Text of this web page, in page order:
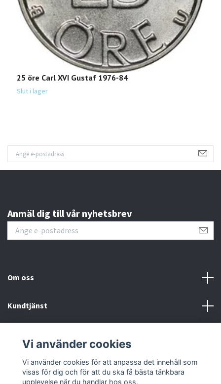
25 öre Carl XVI Gustaf 1976-84
Slut i lager
Anmäl dig till vår nyhetsbrev
Om oss
Kundtjänst
Sociala medier
Vi använder cookies
Vi använder cookies för att anpassa det innehåll som
visas för dig och för att du ska få bästa tänkbara
upplevelse när du handlar hos oss.